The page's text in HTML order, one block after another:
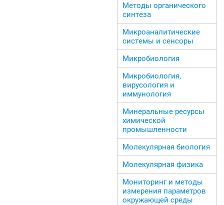
Методы органического
синтеза
Микроаналитические
системы и сенсоры
Микробиология
Микробиология,
вирусология и
иммунология
Минеральные ресурсы
химической
промышленности
Молекулярная биология
Молекулярная физика
Мониторинг и методы
измерения параметров
окружающей среды